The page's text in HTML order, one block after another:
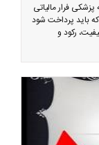
فرار مالیاتی
باید پرداخت شود
رکود و